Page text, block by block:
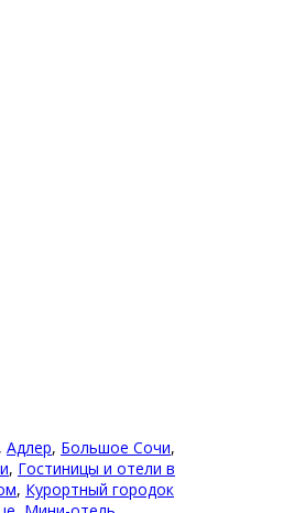
, Адлер, Большое Сочи,
, Гостиницы и отели в
, Курортный городок